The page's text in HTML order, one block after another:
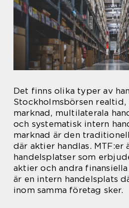
Det finns olika typer av
Stockholmsbörsen
marknad, multilaterala
och systematisk intern
marknad är den
där aktier handlas. MTF:er
handelsplatser som
aktier och andra
är en intern handelsplats
inom samma företag sker.